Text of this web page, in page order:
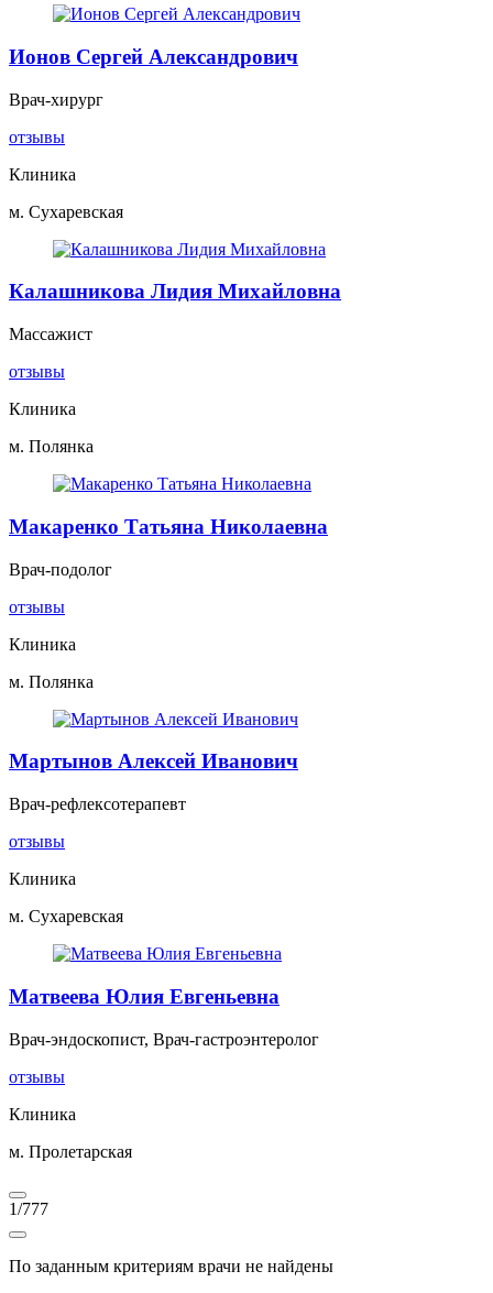
Ионов Сергей Александрович
Врач-хирург
отзывы
Клиника
м. Сухаревская
Калашникова Лидия Михайловна
Массажист
отзывы
Клиника
м. Полянка
Макаренко Татьяна Николаевна
Врач-подолог
отзывы
Клиника
м. Полянка
Мартынов Алексей Иванович
Врач-рефлексотерапевт
отзывы
Клиника
м. Сухаревская
Матвеева Юлия Евгеньевна
Врач-эндоскопист, Врач-гастроэнтеролог
отзывы
Клиника
м. Пролетарская
1/777
По заданным критериям врачи не найдены